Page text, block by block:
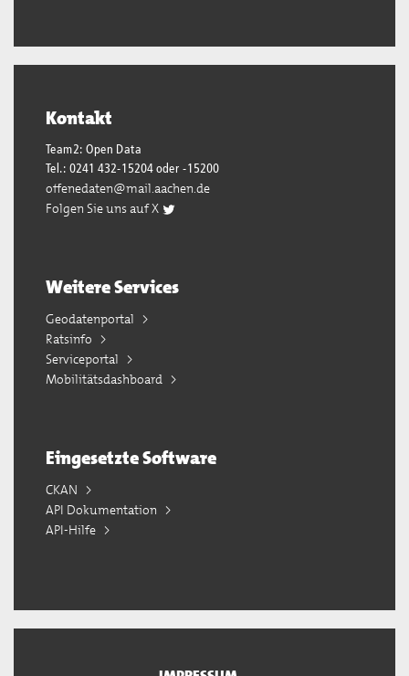
Kontakt
Team2: Open Data
Tel.: 0241 432-15204 oder -15200
offenedaten@mail.aachen.de
Folgen Sie uns auf X
Weitere Services
Geodatenportal
Ratsinfo
Serviceportal
Mobilitätsdashboard
Eingesetzte Software
CKAN
API Dokumentation
API-Hilfe